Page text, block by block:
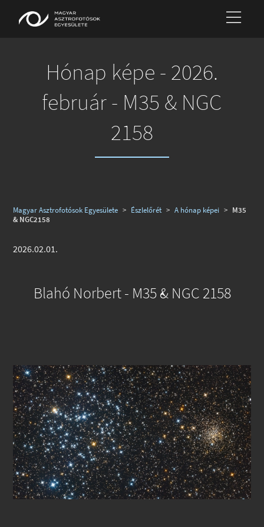
Hónap képe - 2026.
február - M35 & NGC
2158
Magyar Asztrofotósok Egyesülete > Észlelőrét > A hónap képei > M35
& NGC2158
2026.02.01.
Blahó Norbert - M35 & NGC 2158